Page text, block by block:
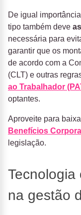
De igual
tipo também deve
necessária para
garantir que os
de acordo com a
(CLT) e outras
ao Trabalhador
optantes.
Aproveite para
Benefícios
legislação.
Tecnologia
na gestão